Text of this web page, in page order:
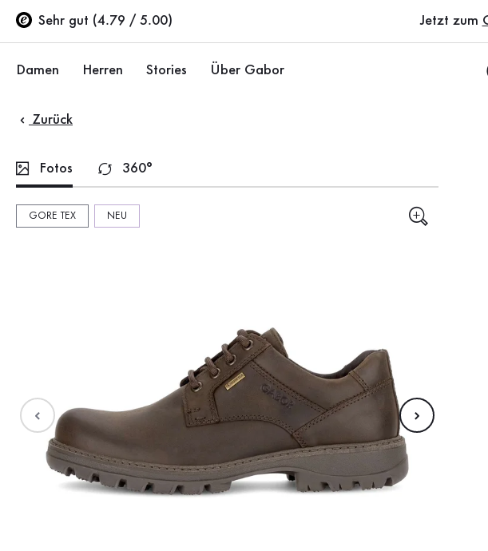
Zum Hauptinhalt
Zum Inhaltsverzeichnis
Zur Hauptnavigation
Sehr gut (4.79 / 5.00)
Jetzt zum
Damen
Schuhe
Ballerinas
Sale %
Accessoires
Taschen
Herren
Sneaker
Stories Über Gabor
Zurück
Fotos 360°
GORE TEX NEU